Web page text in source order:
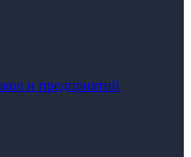
и предприятий